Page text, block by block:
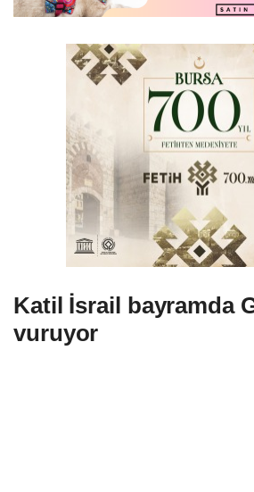
Katil İsrail bayramda
vuruyor